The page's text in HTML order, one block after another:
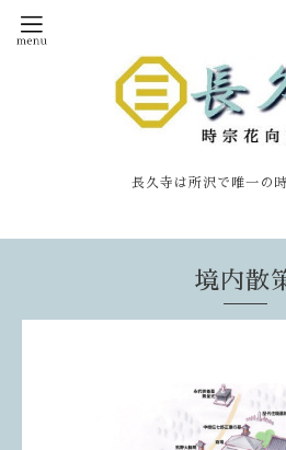
長久寺は所沢で唯一の
境内散